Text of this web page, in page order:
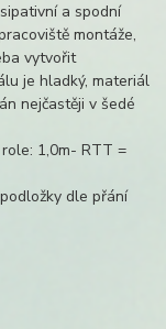
a spodní
montáže,
vytvořit
je hladký, materiál
nejčastěji v šedé
1,0m- RTT =
dle přání